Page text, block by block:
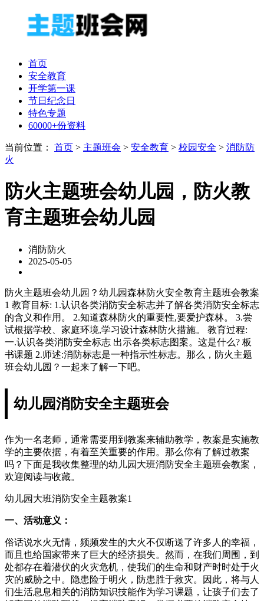
首页
安全教育
开学第一课
节日纪念日
特色专题
60000+份资料
当前位置： 首页 > 主题班会 > 安全教育 > 校园安全 > 消防防
火
防火主题班会幼儿园，防火教
育主题班会幼儿园
消防防火
2025-05-05
防火主题班会幼儿园？幼儿园森林防火安全教育主题班会教案
1 教育目标: 1.认识各类消防安全标志并了解各类消防安全标志
的含义和作用。 2.知道森林防火的重要性,要爱护森林。 3.尝
试根据学校、家庭环境,学习设计森林防火措施。 教育过程:
一.认识各类消防安全标志 出示各类标志图案。这是什么? 板
书课题 2.师述:消防标志是一种指示性标志。那么，防火主题
班会幼儿园？一起来了解一下吧。
幼儿园消防安全主题班会
作为一名老师，通常需要用到教案来辅助教学，教案是实施教
学的主要依据，有着至关重要的作用。那么你有了解过教案
吗？下面是我收集整理的幼儿园大班消防安全主题班会教案，
欢迎阅读与收藏。
幼儿园大班消防安全主题教案1
一、活动意义：
俗话说水火无情，频频发生的大火不仅断送了许多人的幸福，
而且也给国家带来了巨大的经济损失。然而，在我们周围，到
处都存在着潜伏的火灾危机，使我们的生命和财产时时处于火
灾的威胁之中。隐患险于明火，防患胜于救灾。因此，将与人
们生活息息相关的消防知识技能作为学习课题，让孩子们去了